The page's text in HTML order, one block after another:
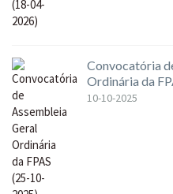
Convocatória
Ordinária da
10-10-2025